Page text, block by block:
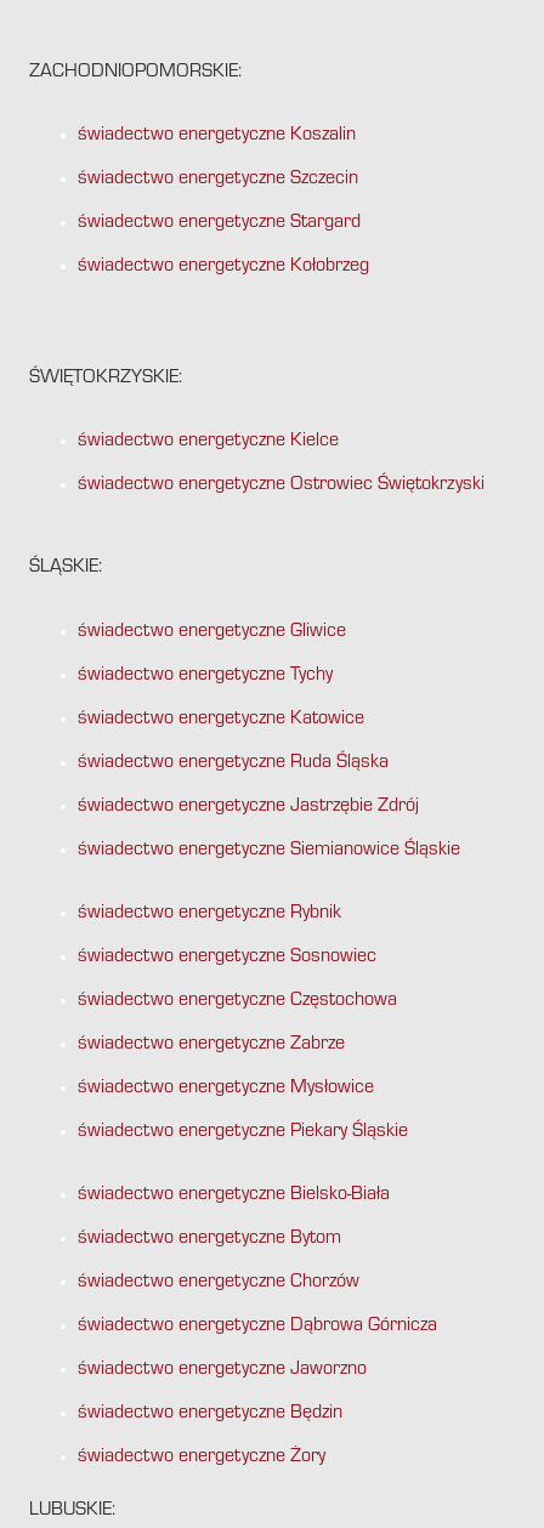
ZACHODNIOPOMORSKIE:
świadectwo energetyczne Koszalin
świadectwo energetyczne Szczecin
świadectwo energetyczne Stargard
świadectwo energetyczne Kołobrzeg
ŚWIĘTOKRZYSKIE:
świadectwo energetyczne Kielce
świadectwo energetyczne Ostrowiec Świętokrzyski
ŚLĄSKIE:
świadectwo energetyczne Gliwice
świadectwo energetyczne Tychy
świadectwo energetyczne Katowice
świadectwo energetyczne Ruda Śląska
świadectwo energetyczne Jastrzębie Zdrój
świadectwo energetyczne Siemianowice Śląskie
świadectwo energetyczne Rybnik
świadectwo energetyczne Sosnowiec
świadectwo energetyczne Częstochowa
świadectwo energetyczne Zabrze
świadectwo energetyczne Mysłowice
świadectwo energetyczne Piekary Śląskie
świadectwo energetyczne Bielsko-Biała
świadectwo energetyczne Bytom
świadectwo energetyczne Chorzów
świadectwo energetyczne Dąbrowa Górnicza
świadectwo energetyczne Jaworzno
świadectwo energetyczne Będzin
świadectwo energetyczne Żory
LUBUSKIE: